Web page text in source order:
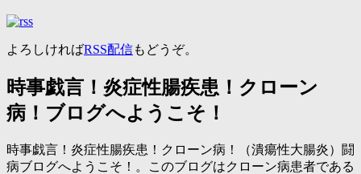
よろしければRSS配信もどうぞ。
時事戯言！炎症性腸疾患！クローン
病！ブログへようこそ！
時事戯言！炎症性腸疾患！クローン病！（潰瘍性大腸炎）闘
病ブログへようこそ！。このブログはクローン病患者である